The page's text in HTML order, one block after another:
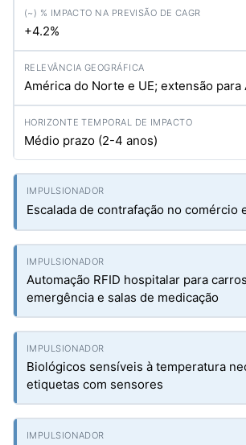
+4.2%
América do Norte e UE; extensão para
Médio prazo (2-4 anos)
Escalada de contrafação no comércio
Automação RFID hospitalar para
emergência e salas de medicação
Biológicos sensíveis à temperatura
etiquetas com sensores